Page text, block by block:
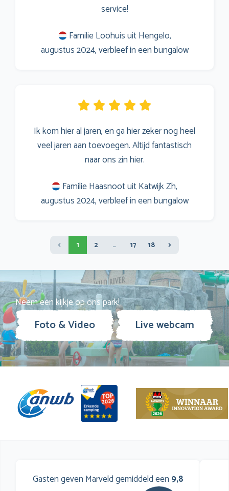
service!
Familie Loohuis uit Hengelo,
augustus 2024, verbleef in een bungalow
Ik kom hier al jaren, en ga hier zeker nog heel
veel jaren aan toevoegen. Altijd fantastisch
naar ons zin hier.
Familie Haasnoot uit Katwijk Zh,
augustus 2024, verbleef in een bungalow
1 2 … 17 18
Neem een kijkje op ons park!
Foto & Video Live webcam
Gasten geven Marveld gemiddeld een 9,8